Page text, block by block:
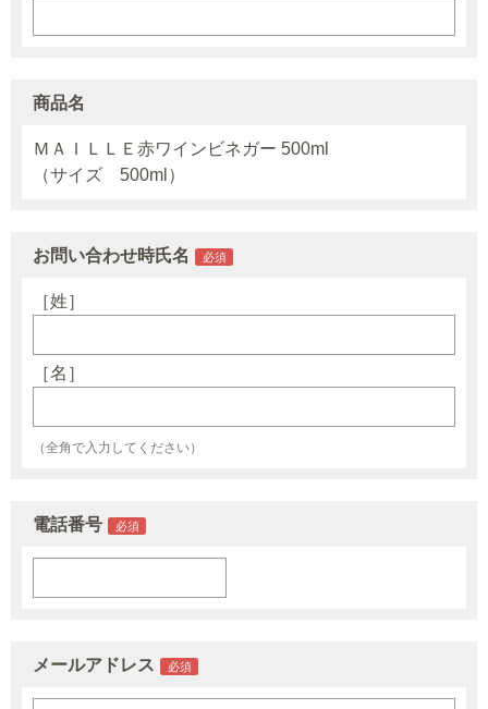
商品名
ＭＡＩＬＬＥ赤ワインビネガー 500ml
（サイズ 500ml）
お問い合わせ時氏名
［姓］
［名］
（全角で入力してください）
電話番号
メールアドレス